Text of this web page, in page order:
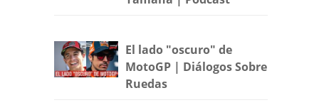
El lado "oscuro" de
MotoGP | Diálogos Sobre
Ruedas